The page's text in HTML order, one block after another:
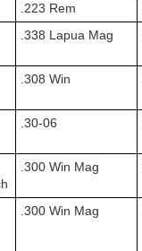
.223 Rem
.338 Lapua Mag
.308 Win
.30-06
.300 Win Mag
.300 Win Mag